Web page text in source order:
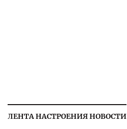
ЛЕНТА НАСТРОЕНИЯ НОВОСТИ